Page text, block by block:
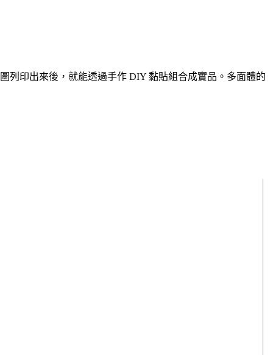
列印出來後，就能透過手作 DIY 黏貼組合成實品。多面體的